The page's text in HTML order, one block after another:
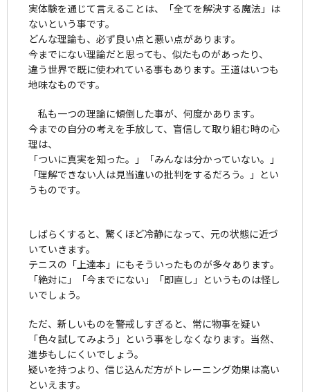
実体験を通じて言えることは、「全てを解決する魔法」は
ないという事です。
どんな理論も、必ず良い点と悪い点があります。
今までにない理論だと思っても、似たものがあったり、
違う世界で既に使われている事もあります。王道はいつも
地味なものです。
私も一つの理論に傾倒した事が、何度かあります。
今までの自分の考えを手放して、盲信して取り組む時の心
理は、
「ついに真実を知った。」「みんなは分かっていない。」
「理解できない人は見当違いの批判をするだろう。」とい
うものです。
しばらくすると、驚くほど冷静になって、元の状態に近づ
いていきます。
テニスの「上達本」にもそういったものが多々あります。
「絶対に」「今までにない」「即直し」というものは怪し
いでしょう。
ただ、新しいものを警戒しすぎると、常に物事を疑い
「色々試してみよう」という事をしなくなります。当然、
進歩もしにくいでしょう。
疑いを持つより、信じ込んだ方がトレーニング効果は高い
といえます。